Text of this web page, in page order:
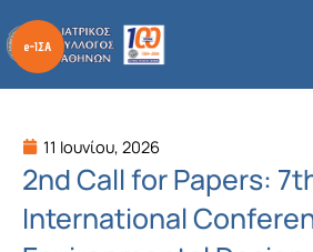
στο
περιεχόμενο
11 Ιουνίου, 2026
2nd Call for Papers:
International